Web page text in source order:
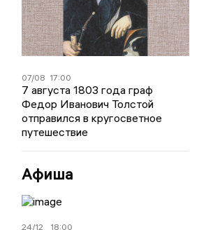
07/08 17:00
7 августа 1803 года граф
Федор Иванович Толстой
отправился в кругосветное
путешествие
Афиша
24/12 18:00